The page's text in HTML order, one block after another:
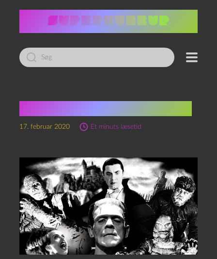
Led
efter:
17. februar 2020 Et minuts læsetid